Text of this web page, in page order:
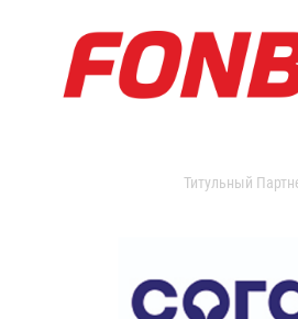
Титульный